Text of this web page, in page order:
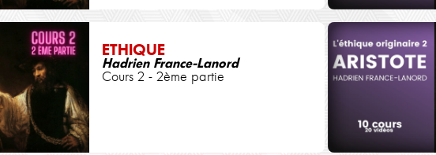
ETHIQUE
Hadrien France-Lanord
Cours 2 - 2ème partie